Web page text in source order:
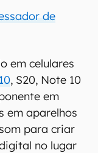
de
em celulares
, S20, Note 10
em
em aparelhos
para criar
no lugar